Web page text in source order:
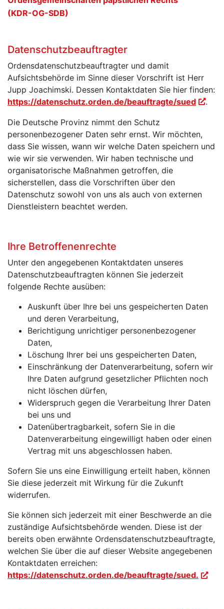
(KDR-OG-SDB)
Datenschutzbeauftragter
Ordensdatenschutzbeauftragter und damit
Aufsichtsbehörde im Sinne dieser Vorschrift ist Herr
Jupp Joachimski. Dessen Kontaktdaten Sie hier finden:
https://datenschutz.orden.de/beauftragte/sued
.
Die Deutsche Provinz nimmt den Schutz
personenbezogener Daten sehr ernst. Wir möchten,
dass Sie wissen, wann wir welche Daten speichern und
wie wir sie verwenden. Wir haben technische und
organisatorische Maßnahmen getroffen, die
sicherstellen, dass die Vorschriften über den
Datenschutz sowohl von uns als auch von externen
Dienstleistern beachtet werden.
Ihre Betroffenenrechte
Unter den angegebenen Kontaktdaten unseres
Datenschutzbeauftragten können Sie jederzeit
folgende Rechte ausüben:
Auskunft über Ihre bei uns gespeicherten Daten
und deren Verarbeitung,
Berichtigung unrichtiger personenbezogener
Daten,
Löschung Ihrer bei uns gespeicherten Daten,
Einschränkung der Datenverarbeitung, sofern wir
Ihre Daten aufgrund gesetzlicher Pflichten noch
nicht löschen dürfen,
Widerspruch gegen die Verarbeitung Ihrer Daten
bei uns und
Datenübertragbarkeit, sofern Sie in die
Datenverarbeitung eingewilligt haben oder einen
Vertrag mit uns abgeschlossen haben.
Sofern Sie uns eine Einwilligung erteilt haben, können
Sie diese jederzeit mit Wirkung für die Zukunft
widerrufen.
Sie können sich jederzeit mit einer Beschwerde an die
zuständige Aufsichtsbehörde wenden. Diese ist der
bereits oben erwähnte Ordensdatenschutzbeauftragte,
welchen Sie über die auf dieser Website angegebenen
Kontaktdaten erreichen:
https://datenschutz.orden.de/beauftragte/sued.